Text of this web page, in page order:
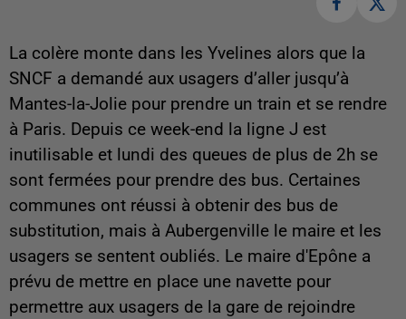
La colère monte dans les Yvelines alors que la
SNCF a demandé aux usagers d’aller jusqu’à
Mantes-la-Jolie pour prendre un train et se rendre
à Paris. Depuis ce week-end la ligne J est
inutilisable et lundi des queues de plus de 2h se
sont fermées pour prendre des bus. Certaines
communes ont réussi à obtenir des bus de
substitution, mais à Aubergenville le maire et les
usagers se sentent oubliés. Le maire d'Epône a
prévu de mettre en place une navette pour
permettre aux usagers de la gare de rejoindre